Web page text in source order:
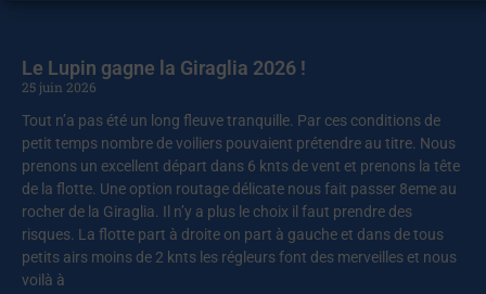
Le Lupin gagne la Giraglia 2026 !
25 juin 2026
Tout n’a pas été un long fleuve tranquille. Par ces conditions de
petit temps nombre de voiliers pouvaient prétendre au titre. Nous
prenons un excellent départ dans 6 knts de vent et prenons la tête
de la flotte. Une option routage délicate nous fait passer 8eme au
rocher de la Giraglia. Il n’y a plus le choix il faut prendre des
risques. La flotte part à droite on part à gauche et dans de tous
petits airs moins de 2 knts les régleurs font des merveilles et nous
voilà à